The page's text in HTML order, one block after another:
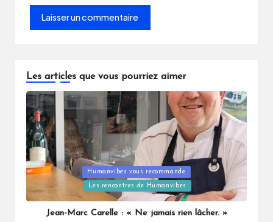
Les articles que vous pourriez aimer
Posted
Humanvibes vous recommande
Les rencontres de Humanvibes
Jean-Marc Carelle : « Ne jamais rien lâcher. »